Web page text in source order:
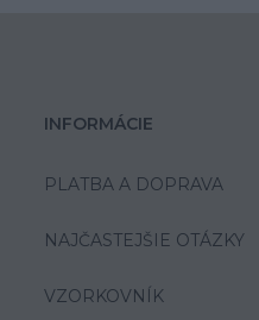
INFORMÁCIE
PLATBA A DOPRAVA
NAJČASTEJŠIE OTÁZKY
VZORKOVNÍK